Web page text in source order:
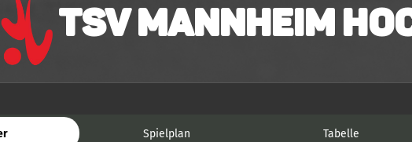
TSV Mannheim
Spielplan Tabelle